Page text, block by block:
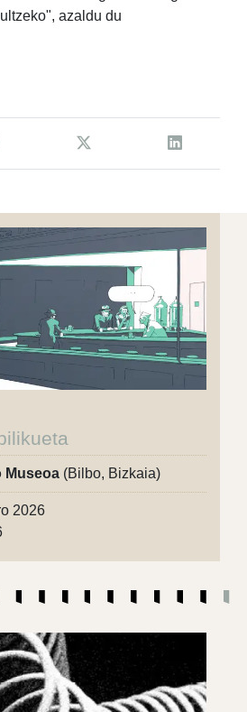
azaldu du
Museoa (Bilbo, Bizkaia)
2026